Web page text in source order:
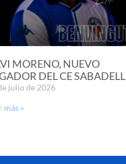
MORENO, NUEVO
DEL CE SABADELL
julio de 2026
más »